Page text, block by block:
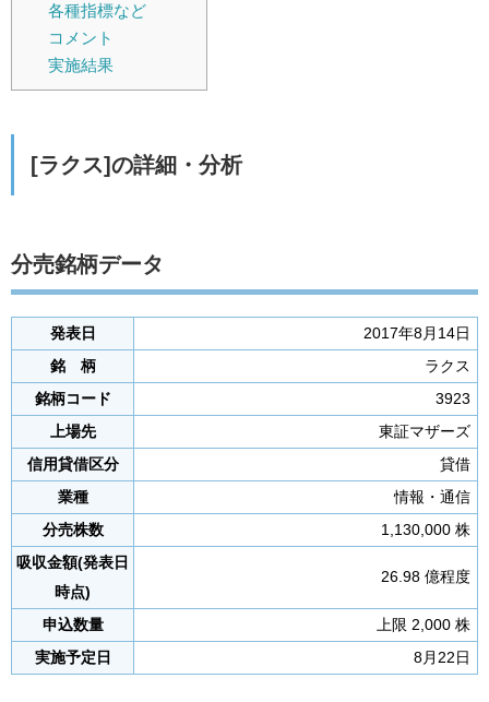
各種指標など
コメント
実施結果
[ラクス]の詳細・分析
分売銘柄データ
発表日
2017年8月14日
銘 柄
ラクス
銘柄コード
3923
上場先
東証マザーズ
信用貸借区分
貸借
業種
情報・通信
分売株数
1,130,000 株
吸収金額(発表日
時点)
26.98 億程度
申込数量
上限 2,000 株
実施予定日
8月22日